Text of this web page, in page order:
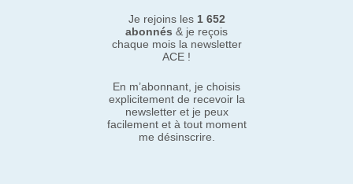
Je rejoins les 1 652
abonnés & je reçois
chaque mois la newsletter
ACE !
En m’abonnant, je choisis
explicitement de recevoir la
newsletter et je peux
facilement et à tout moment
me désinscrire.